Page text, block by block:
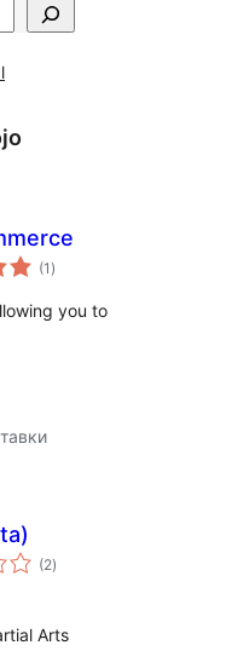
(1 укупних
оцена
)
you to
(2укупних
оцена
)
Arts